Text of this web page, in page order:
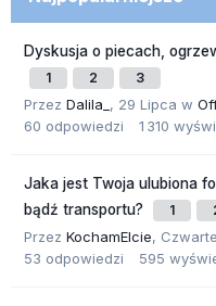
Dyskusja o piecach,
1 2 3
Przez Dalila_ , 29 Lipca w
60 odpowiedzi 1 310
Jaka jest Twoja ulubiona
bądź transportu?
1
Przez KochamElcie,
53 odpowiedzi 595